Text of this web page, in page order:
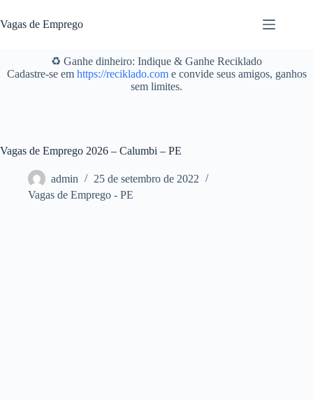
para
o
Vagas de Emprego
♻️ Ganhe dinheiro: Indique & Ganhe Reciklado
Cadastre-se em https://reciklado.come convide seus amigos, ganhos
sem limites.
Vagas de Emprego 2026 – Calumbi – PE
admin
25 de setembro de 2022
Vagas de Emprego - PE